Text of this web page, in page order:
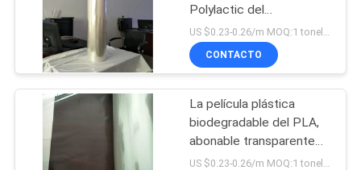
Polylactic del
estiramiento hecho
película de empaquetado
CONTACTO
La película plástica
biodegradable del PLA,
abonable transparente
se aferra película